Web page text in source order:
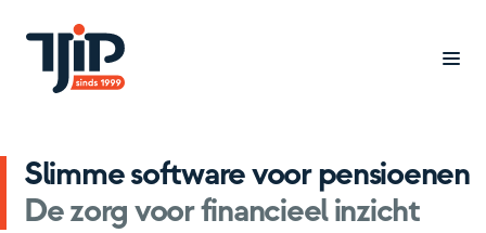
Branches
Cases
Slimme software voor pensioenen
De zorg voor financieel inzicht